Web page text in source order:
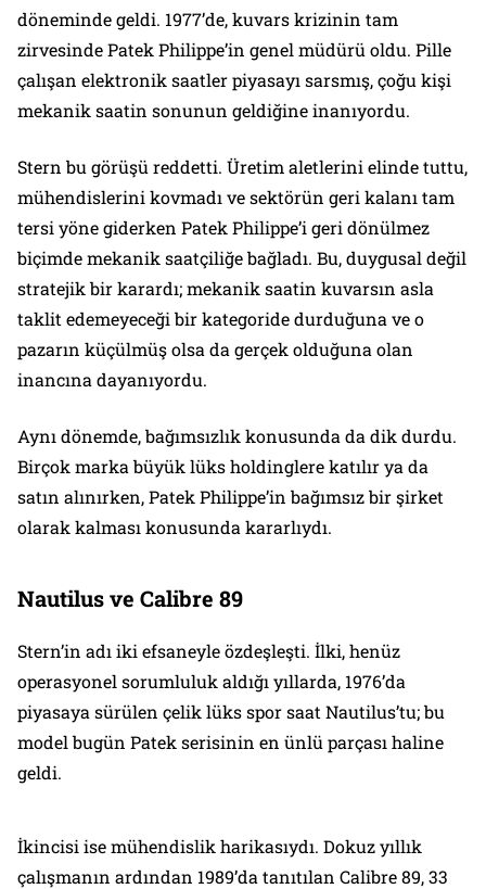
döneminde geldi. 1977’de, kuvars krizinin tam
zirvesinde Patek Philippe’in genel müdürü oldu. Pille
çalışan elektronik saatler piyasayı sarsmış, çoğu kişi
mekanik saatin sonunun geldiğine inanıyordu.
Stern bu görüşü reddetti. Üretim aletlerini elinde tuttu,
mühendislerini kovmadı ve sektörün geri kalanı tam
tersi yöne giderken Patek Philippe’i geri dönülmez
biçimde mekanik saatçiliğe bağladı. Bu, duygusal değil
stratejik bir karardı; mekanik saatin kuvarsın asla
taklit edemeyeceği bir kategoride durduğuna ve o
pazarın küçülmüş olsa da gerçek olduğuna olan
inancına dayanıyordu.
Aynı dönemde, bağımsızlık konusunda da dik durdu.
Birçok marka büyük lüks holdinglere katılır ya da
satın alınırken, Patek Philippe’in bağımsız bir şirket
olarak kalması konusunda kararlıydı.
Nautilus ve Calibre 89
Stern’in adı iki efsaneyle özdeşleşti. İlki, henüz
operasyonel sorumluluk aldığı yıllarda, 1976’da
piyasaya sürülen çelik lüks spor saat Nautilus’tu; bu
model bugün Patek serisinin en ünlü parçası haline
geldi.
İkincisi ise mühendislik harikasıydı. Dokuz yıllık
çalışmanın ardından 1989’da tanıtılan Calibre 89, 33